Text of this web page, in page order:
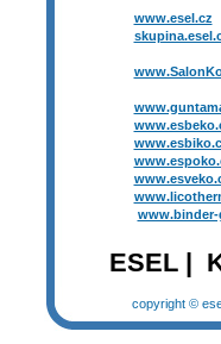
www.esel.cz
www.binder-
ESEL |
copyright ©